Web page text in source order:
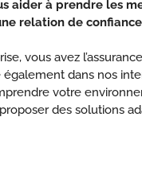
aider à prendre les
relation de
vous avez
dans nos
votre
des solutions